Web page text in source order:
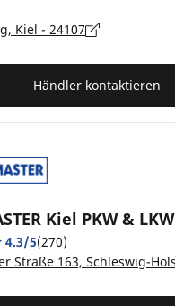
Kiel - 24107
Händler kontaktieren
Kiel PKW & LKW
4.3/5(270)